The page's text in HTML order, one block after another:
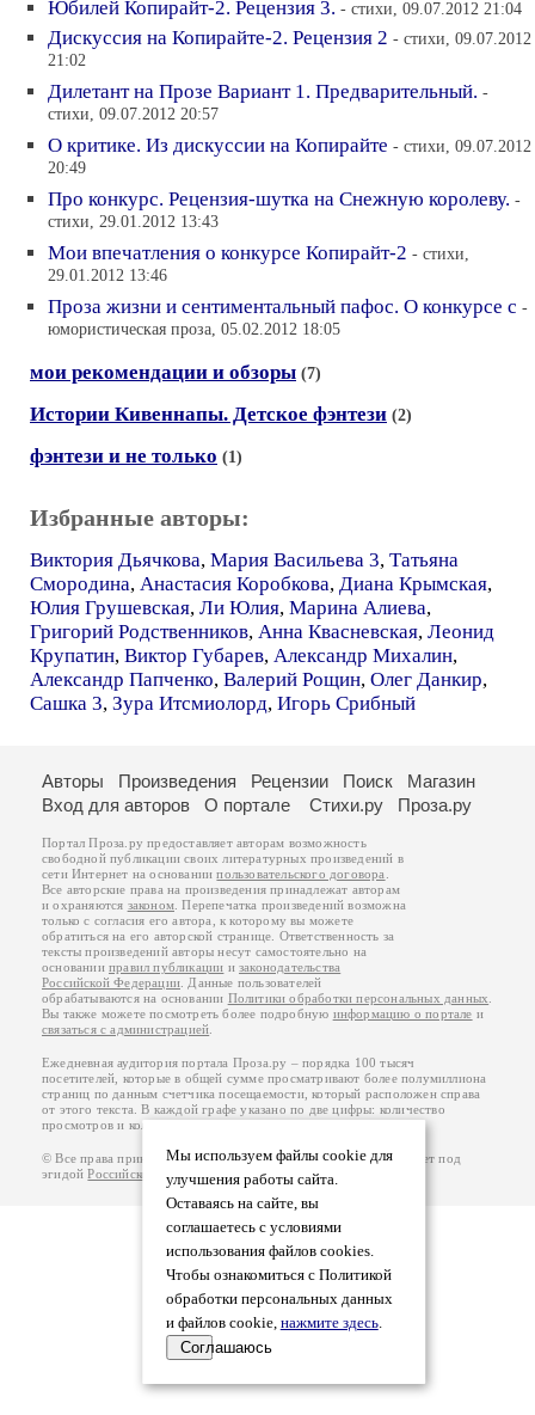
Юбилей Копирайт-2. Рецензия 3. - стихи, 09.07.2012 21:04
Дискуссия на Копирайте-2. Рецензия 2 - стихи, 09.07.2012
21:02
Дилетант на Прозе Вариант 1. Предварительный. -
стихи, 09.07.2012 20:57
О критике. Из дискуссии на Копирайте - стихи, 09.07.2012
20:49
Про конкурс. Рецензия-шутка на Снежную королеву. -
стихи, 29.01.2012 13:43
Мои впечатления о конкурсе Копирайт-2 - стихи,
29.01.2012 13:46
Проза жизни и сентиментальный пафос. О конкурсе с -
юмористическая проза, 05.02.2012 18:05
мои рекомендации и обзоры (7)
Истории Кивеннапы. Детское фэнтези (2)
фэнтези и не только (1)
Избранные авторы:
Виктория Дьячкова, Мария Васильева 3, Татьяна
Смородина, Анастасия Коробкова, Диана Крымская,
Юлия Грушевская, Ли Юлия, Марина Алиева,
Григорий Родственников, Анна Квасневская, Леонид
Крупатин, Виктор Губарев, Александр Михалин,
Александр Папченко, Валерий Рощин, Олег Данкир,
Сашка 3, Зура Итсмиолорд, Игорь Срибный
Мы используем файлы cookie для
улучшения работы сайта.
Оставаясь на сайте, вы
соглашаетесь с условиями
использования файлов cookies.
Чтобы ознакомиться с Политикой
обработки персональных данных
и файлов cookie, нажмите здесь.
Соглашаюсь
Авторы Произведения Рецензии Поиск
Магазин
Вход для авторов
О портале Стихи.ру Проза.ру
Портал Проза.ру предоставляет авторам возможность
свободной публикации своих литературных произведений в
сети Интернет на основаниипользовательского договора
Все авторские права на произведения принадлежат авторам
и охраняются законом . Перепечатка произведений возможна
только с согласия его автора, к которому вы можете
обратиться на его авторской странице. Ответственность за
тексты произведений авторы несут самостоятельно на
основанииправил публикации изаконодательства
Российской Федерации . Данные пользователей
обрабатываются на основании Политики обработки персональных данных
Вы также можете посмотреть более подробную информацию о портале и
связаться с администрацией
Ежедневная аудитория портала Проза.ру – порядка 100 тысяч
посетителей, которые в общей сумме просматривают более полумиллиона
страниц по данным счетчика посещаемости, который расположен справа
от этого текста. В каждой графе указано по две цифры: количество
просмотров и количество посетителей.
© Все права принадлежат авторам, 2000-2026. Портал работает под
эгидойРоссийского союза писателей.